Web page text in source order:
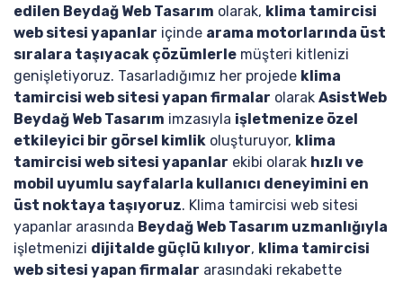
edilen Beydağ Web Tasarım olarak, klima tamircisi
web sitesi yapanlar içinde arama motorlarında üst
sıralara taşıyacak çözümlerle müşteri kitlenizi
genişletiyoruz. Tasarladığımız her projede klima
tamircisi web sitesi yapan firmalar olarak AsistWeb
Beydağ Web Tasarım imzasıyla işletmenize özel
etkileyici bir görsel kimlik oluşturuyor, klima
tamircisi web sitesi yapanlar ekibi olarak hızlı ve
mobil uyumlu sayfalarla kullanıcı deneyimini en
üst noktaya taşıyoruz. Klima tamircisi web sitesi
yapanlar arasında Beydağ Web Tasarım uzmanlığıyla
işletmenizi dijitalde güçlü kılıyor, klima tamircisi
web sitesi yapan firmalar arasındaki rekabette